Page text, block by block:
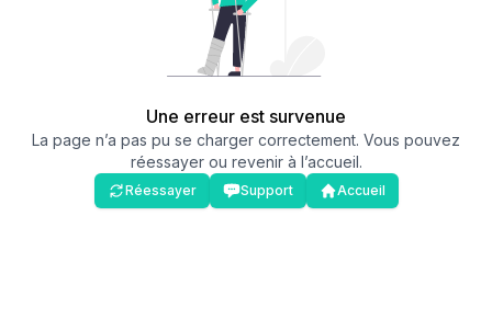
Une erreur est survenue
La page n’a pas pu se charger correctement. Vous pouvez
réessayer ou revenir à l’accueil.
Réessayer Support Accueil